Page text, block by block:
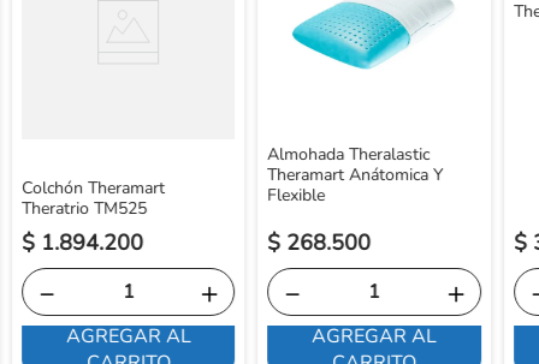
Colchón Theramart
Theratrio TM525
$ 1.894.200
＋
－
AGREGAR AL
Almohada Theralastic
Theramart Anátomica Y
Flexible
$ 268.500
＋
－
AGREGAR AL
$